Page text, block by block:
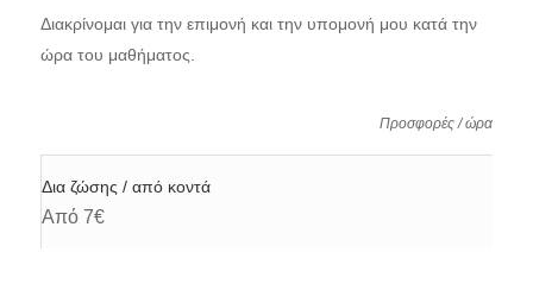
Διακρίνομαι για την επιμονή και την υπομονή μου κατά την
ώρα του μαθήματος.
Προσφορές / ώρα
Δια ζώσης / από κοντά
Από 7€